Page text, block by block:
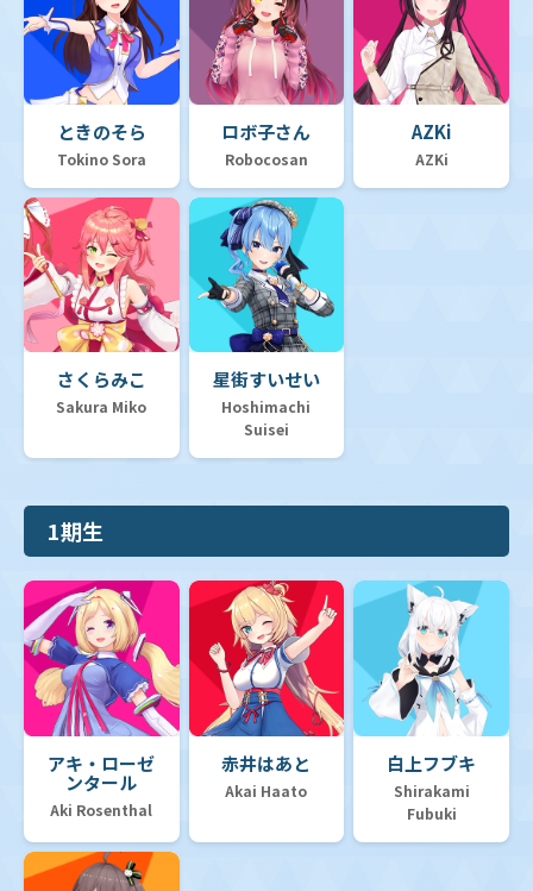
ときのそら
Tokino Sora
ロボ子さん
Robocosan
AZKi
AZKi
さくらみこ
Sakura Miko
星街すいせい
Hoshimachi
Suisei
1期生
アキ・ローゼ
ンタール
Aki Rosenthal
赤井はあと
Akai Haato
白上フブキ
Shirakami
Fubuki